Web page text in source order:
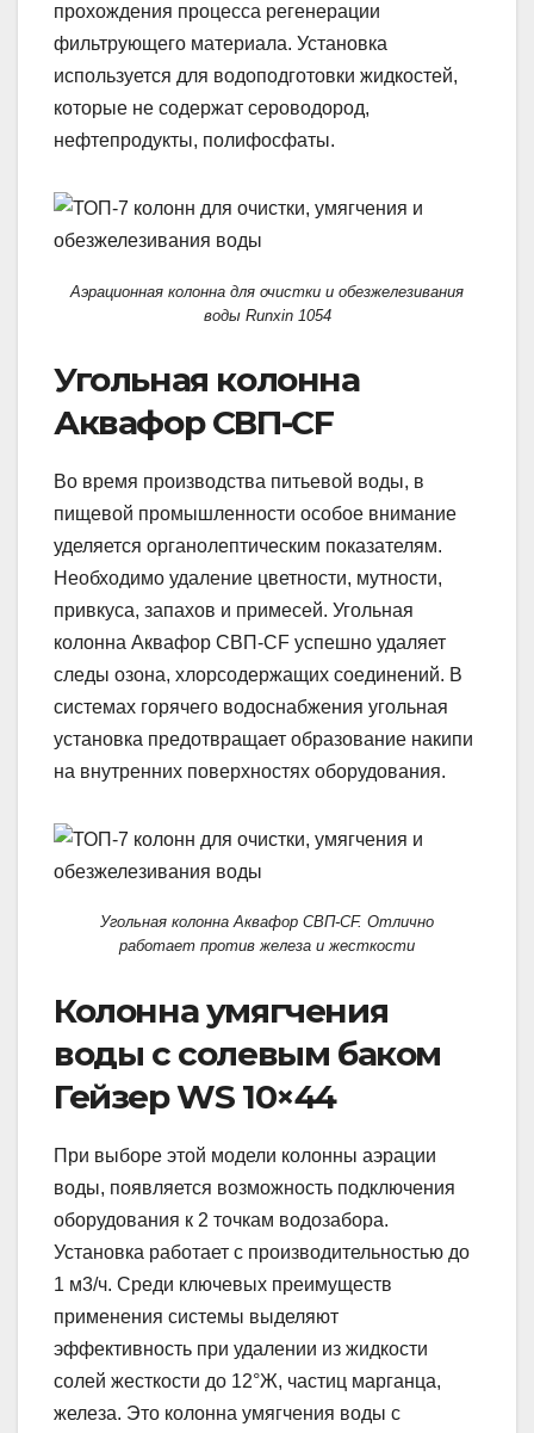
прохождения процесса регенерации
фильтрующего материала. Установка
используется для водоподготовки жидкостей,
которые не содержат сероводород,
нефтепродукты, полифосфаты.
Аэрационная колонна для очистки и обезжелезивания
воды Runxin 1054
Угольная колонна
Аквафор СВП-CF
Во время производства питьевой воды, в
пищевой промышленности особое внимание
уделяется органолептическим показателям.
Необходимо удаление цветности, мутности,
привкуса, запахов и примесей. Угольная
колонна Аквафор СВП-CF успешно удаляет
следы озона, хлорсодержащих соединений. В
системах горячего водоснабжения угольная
установка предотвращает образование накипи
на внутренних поверхностях оборудования.
Угольная колонна Аквафор СВП-CF. Отлично
работает против железа и жесткости
Колонна умягчения
воды с солевым баком
Гейзер WS 10×44
При выборе этой модели колонны аэрации
воды, появляется возможность подключения
оборудования к 2 точкам водозабора.
Установка работает с производительностью до
1 м3/ч. Среди ключевых преимуществ
применения системы выделяют
эффективность при удалении из жидкости
солей жесткости до 12°Ж, частиц марганца,
железа. Это колонна умягчения воды с